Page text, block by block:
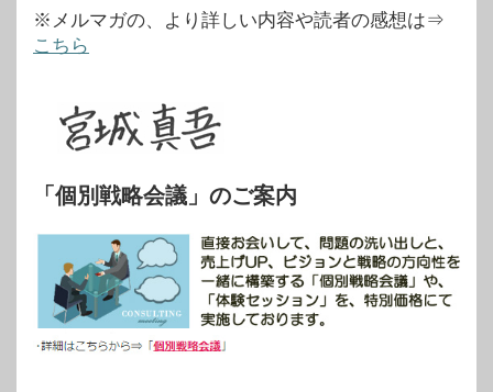
※メルマガの、より詳しい内容や読者の感想は⇒
こちら
「個別戦略会議」のご案内